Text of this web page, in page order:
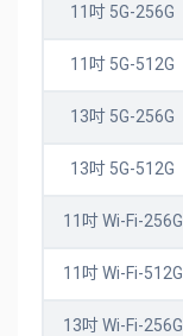
11吋 5G-256G
11吋 5G-512G
13吋 5G-256G
13吋 5G-512G
11吋 Wi-Fi-256G
11吋 Wi-Fi-512G
13吋 Wi-Fi-256G